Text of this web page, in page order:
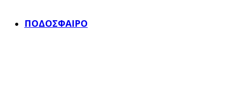
ΠΟΔΌΣΦΑΙΡΟ